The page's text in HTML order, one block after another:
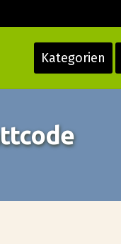
Kategorien